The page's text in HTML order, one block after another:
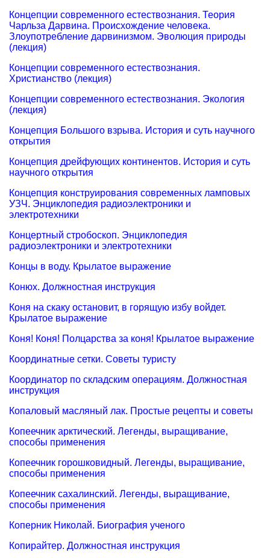
Концепции современного естествознания. Теория
Чарльза Дарвина. Происхождение человека.
Злоупотребление дарвинизмом. Эволюция природы
(лекция)
Концепции современного естествознания.
Христианство (лекция)
Концепции современного естествознания. Экология
(лекция)
Концепция Большого взрыва. История и суть научного
открытия
Концепция дрейфующих континентов. История и суть
научного открытия
Концепция конструирования современных ламповых
УЗЧ. Энциклопедия радиоэлектроники и
электротехники
Концертный стробоскоп. Энциклопедия
радиоэлектроники и электротехники
Концы в воду. Крылатое выражение
Конюх. Должностная инструкция
Коня на скаку остановит, в горящую избу войдет.
Крылатое выражение
Коня! Коня! Полцарства за коня! Крылатое выражение
Координатные сетки. Советы туристу
Координатор по складским операциям. Должностная
инструкция
Копаловый масляный лак. Простые рецепты и советы
Копеечник арктический. Легенды, выращивание,
способы применения
Копеечник горошковидный. Легенды, выращивание,
способы применения
Копеечник сахалинский. Легенды, выращивание,
способы применения
Коперник Николай. Биография ученого
Копирайтер. Должностная инструкция